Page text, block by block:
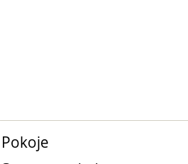
Pokoje